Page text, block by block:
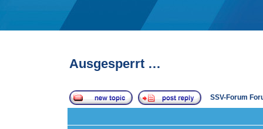
Ausgesperrt …
SSV-Forum